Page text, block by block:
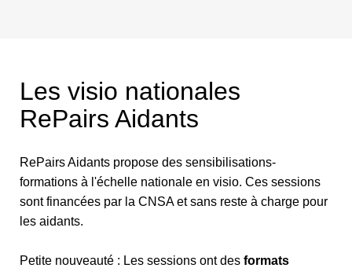
Les visio nationales
RePairs Aidants
RePairs Aidants propose des sensibilisations-
formations à l'échelle nationale en visio. Ces sessions
sont financées par la CNSA et sans reste à charge pour
les aidants.
Petite nouveauté : Les sessions ont des formats